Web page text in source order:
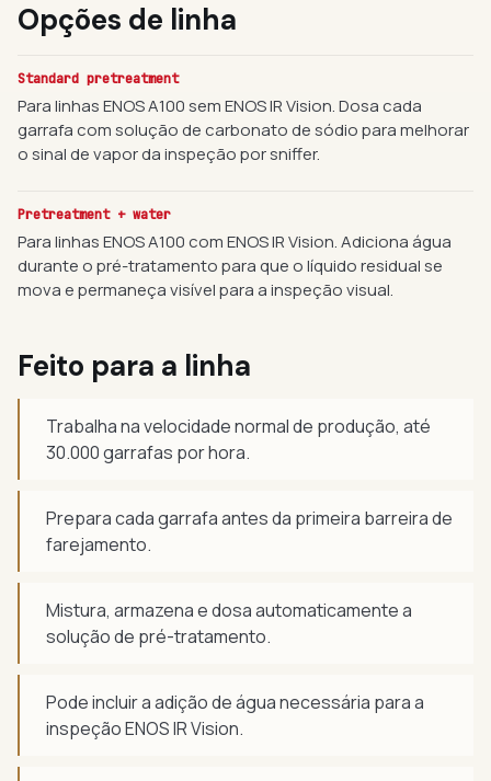
Opções de linha
Standard pretreatment
Para linhas ENOS A100 sem ENOS IR Vision. Dosa cada
garrafa com solução de carbonato de sódio para melhorar
o sinal de vapor da inspeção por sniffer.
Pretreatment + water
Para linhas ENOS A100 com ENOS IR Vision. Adiciona água
durante o pré-tratamento para que o líquido residual se
mova e permaneça visível para a inspeção visual.
Feito para a linha
Trabalha na velocidade normal de produção, até
30.000 garrafas por hora.
Prepara cada garrafa antes da primeira barreira de
farejamento.
Mistura, armazena e dosa automaticamente a
solução de pré-tratamento.
Pode incluir a adição de água necessária para a
inspeção ENOS IR Vision.